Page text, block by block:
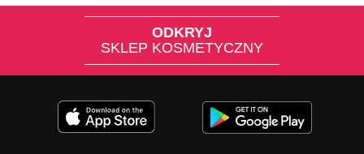
ODKRYJ
SKLEP KOSMETYCZNY